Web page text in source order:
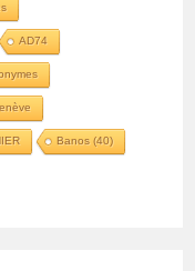
AD74
Banos (40)